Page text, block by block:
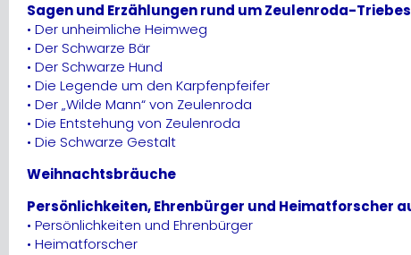
Sagen und Erzählungen rund um Zeulenroda-Triebes
• Der unheimliche Heimweg
• Der Schwarze Bär
• Der Schwarze Hund
• Die Legende um den Karpfenpfeifer
• Der „Wilde Mann“ von Zeulenroda
• Die Entstehung von Zeulenroda
• Die Schwarze Gestalt
Weihnachtsbräuche
Persönlichkeiten, Ehrenbürger und Heimatforscher
• Persönlichkeiten und Ehrenbürger
• Heimatforscher